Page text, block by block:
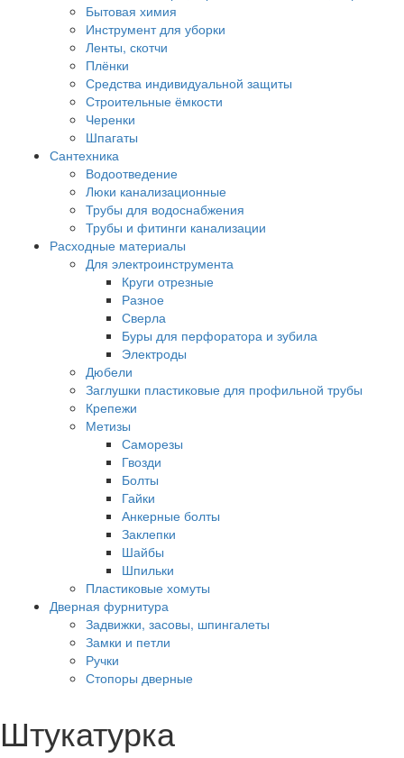
Бытовая химия
Инструмент для уборки
Ленты, скотчи
Плёнки
Средства индивидуальной защиты
Строительные ёмкости
Черенки
Шпагаты
Сантехника
Водоотведение
Люки канализационные
Трубы для водоснабжения
Трубы и фитинги канализации
Расходные материалы
Для электроинструмента
Круги отрезные
Разное
Сверла
Буры для перфоратора и зубила
Электроды
Дюбели
Заглушки пластиковые для профильной трубы
Крепежи
Метизы
Саморезы
Гвозди
Болты
Гайки
Анкерные болты
Заклепки
Шайбы
Шпильки
Пластиковые хомуты
Дверная фурнитура
Задвижки, засовы, шпингалеты
Замки и петли
Ручки
Стопоры дверные
Штукатурка